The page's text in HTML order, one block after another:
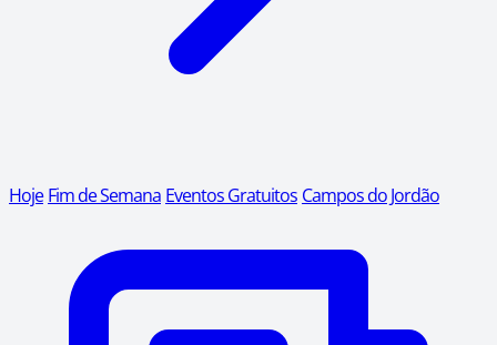
Hoje Fim de Semana Eventos Gratuitos Campos do Jordão